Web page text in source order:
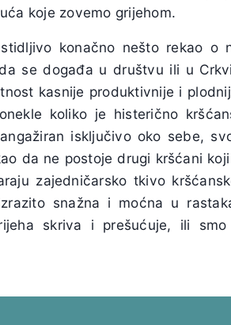
koje zovemo grijehom.
konačno nešto rekao o
se događa u društvu ili u
kasnije produktivnije i
koliko je histerično
isključivo oko sebe,
da ne postoje drugi kršćani
zajedničarsko tkivo
snažna i moćna u
skriva i prešućuje, ili